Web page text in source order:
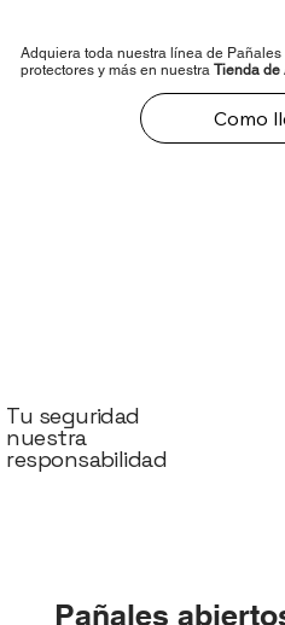
Pañales
Adquiera toda nuestra línea de
protectores y más en nuestra Tienda de
Como
Tu seguridad
nuestra
responsabilidad